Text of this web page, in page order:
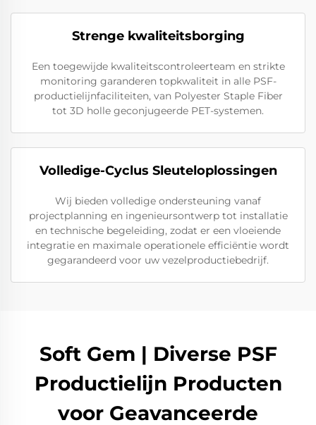
Strenge kwaliteitsborging
Een toegewijde kwaliteitscontroleerteam en strikte
monitoring garanderen topkwaliteit in alle PSF-
productielijnfaciliteiten, van Polyester Staple Fiber
tot 3D holle geconjugeerde PET-systemen.
Volledige-Cyclus Sleuteloplossingen
Wij bieden volledige ondersteuning vanaf
projectplanning en ingenieursontwerp tot installatie
en technische begeleiding, zodat er een vloeiende
integratie en maximale operationele efficiëntie wordt
gegarandeerd voor uw vezelproductiebedrijf.
Soft Gem | Diverse PSF
Productielijn Producten
voor Geavanceerde